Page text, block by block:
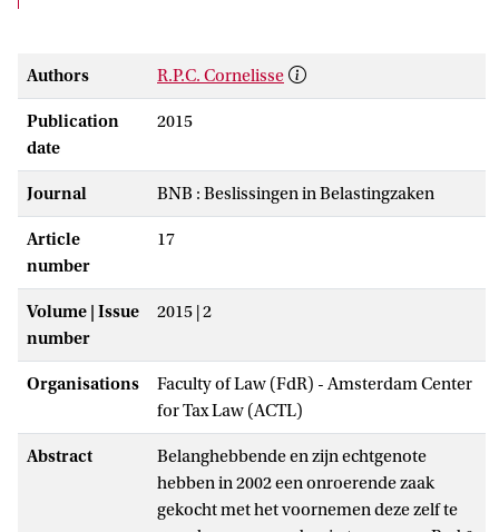
Authors R.P.C. Cornelisse
Publication
date
2015
Journal BNB : Beslissingen in Belastingzaken
Article
number
17
Volume | Issue
number
2015 | 2
Organisations
Faculty of Law (FdR) - Amsterdam Center
for Tax Law (ACTL)
Abstract
Belanghebbende en zijn echtgenote
hebben in 2002 een onroerende zaak
gekocht met het voornemen deze zelf te